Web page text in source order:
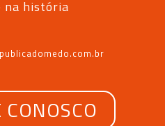
na história